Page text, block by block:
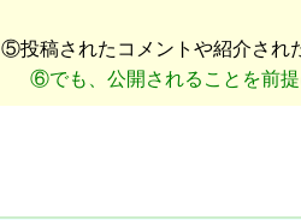
⑤投稿されたコメントや紹介され
⑥でも、公開されることを前提